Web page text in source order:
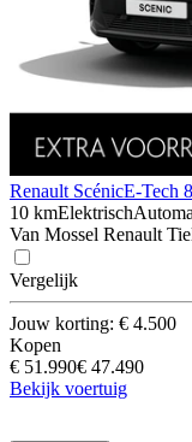
Renault ScénicE-Tech
10 kmElektrisch
Van Mossel Renault
Vergelijk
Jouw korting: € 4.500
Kopen
€ 51.990€ 47.490
Bekijk voertuig